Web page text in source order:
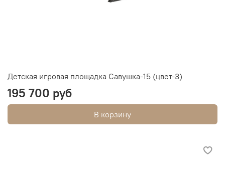
Детская игровая площадка Савушка-15 (цвет-3)
195 700 руб
В корзину